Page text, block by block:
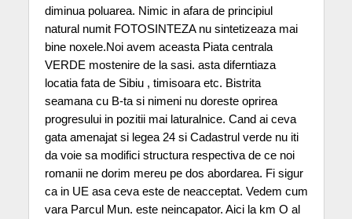
diminua poluarea. Nimic in afara de principiul
natural numit FOTOSINTEZA nu sintetizeaza mai
bine noxele.Noi avem aceasta Piata centrala
VERDE mostenire de la sasi. asta diferntiaza
locatia fata de Sibiu , timisoara etc. Bistrita
seamana cu B-ta si nimeni nu doreste oprirea
progresului in pozitii mai laturalnice. Cand ai ceva
gata amenajat si legea 24 si Cadastrul verde nu iti
da voie sa modifici structura respectiva de ce noi
romanii ne dorim mereu pe dos abordarea. Fi sigur
ca in UE asa ceva este de neacceptat. Vedem cum
vara Parcul Mun. este neincapator. Aici la km O al